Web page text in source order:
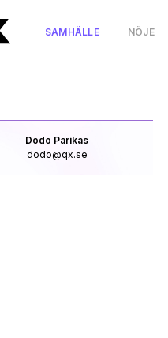
SAMHÄLLE NÖJE
Dodo Parikas
dodo@qx.se